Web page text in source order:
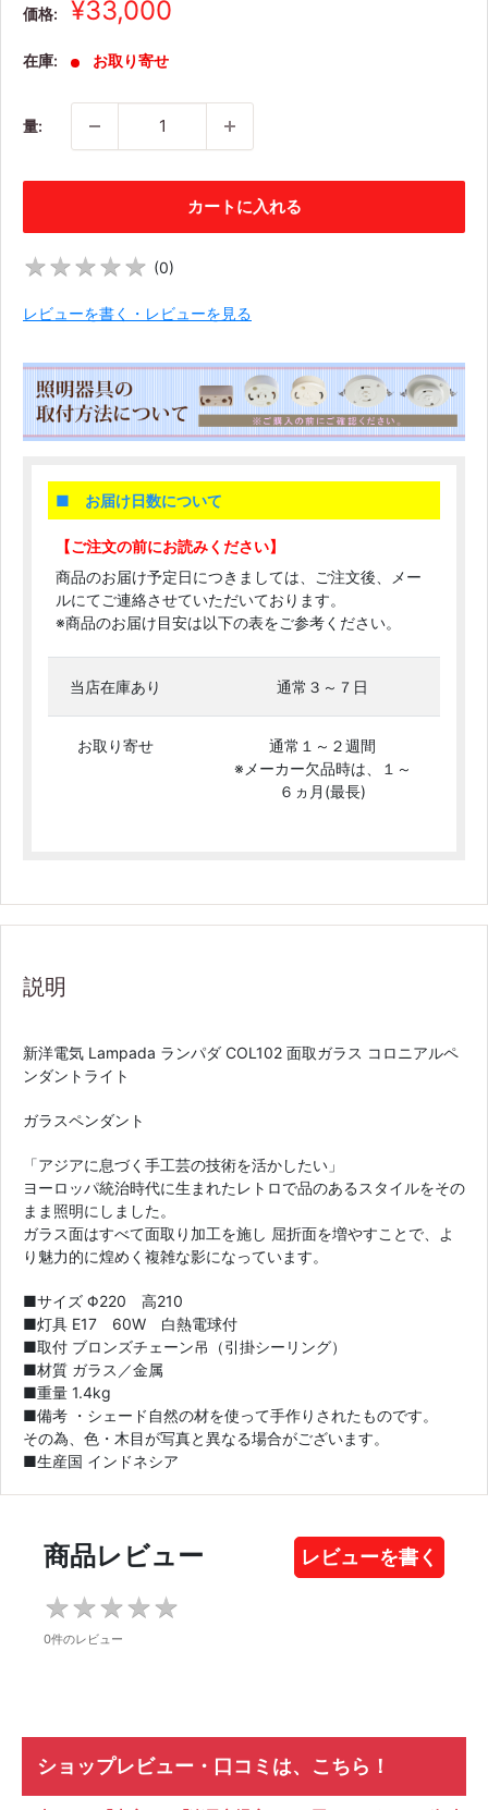
価格:
販
価
¥33,000
在庫: お取り寄せ
量:
カートに入れる
★★★★★
★★★★★ (0)
レビューを書く・レビューを見る
■ お届け日数について
【ご注文の前にお読みください】
商品のお届け予定日につきましては、ご注文後、メー
ルにてご連絡させていただいております。
※商品のお届け目安は以下の表をご参考ください。
当店在庫あり 通常３～７日
お取り寄せ
通常１～２週間
※メーカー欠品時は、１～
６ヵ月(最長)
説明
新洋電気 Lampada ランパダ COL102 面取ガラス コロニアルペ
ンダントライト
ガラスペンダント
「アジアに息づく手工芸の技術を活かしたい」
ヨーロッパ統治時代に生まれたレトロで品のあるスタイルをその
まま照明にしました。
ガラス面はすべて面取り加工を施し 屈折面を増やすことで、よ
り魅力的に煌めく複雑な影になっています。
■サイズ Φ220 高210
■灯具 E17 60W 白熱電球付
■取付 ブロンズチェーン吊（引掛シーリング）
■材質 ガラス／金属
■重量 1.4kg
■備考 ・シェード自然の材を使って手作りされたものです。
その為、色・木目が写真と異なる場合がございます。
■生産国 インドネシア
商品レビュー レビューを書く
★ ★ ★ ★ ★
★ ★ ★ ★ ★
0件のレビュー
ショップレビュー・口コミは、こちら！